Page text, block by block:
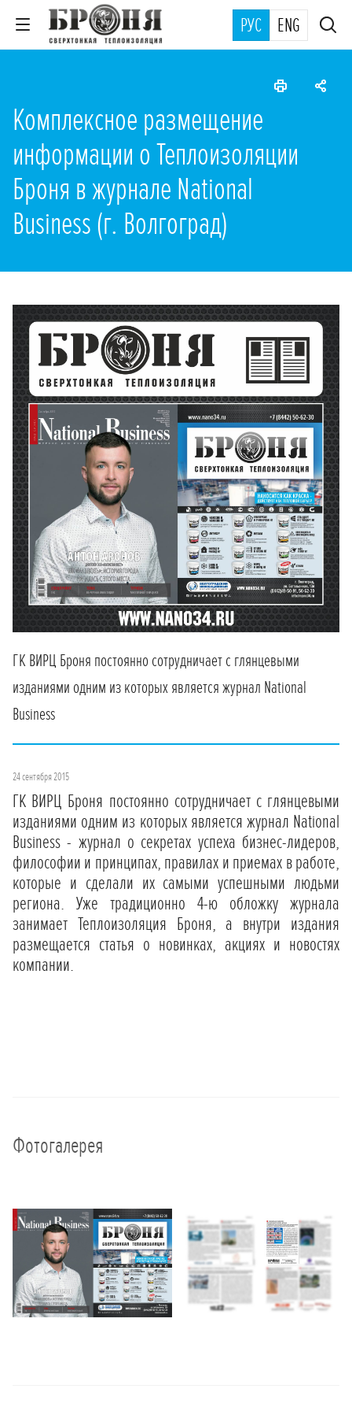
РУС ENG
Комплексное размещение
информации о Теплоизоляции
Броня в журнале National
Business (г. Волгоград)
ГК ВИРЦ Броня постоянно сотрудничает с глянцевыми
изданиями одним из которых является журнал National
Business
24 сентября 2015
ГК ВИРЦ Броня постоянно сотрудничает с глянцевыми
изданиями одним из которых является журнал National
Business - журнал о секретах успеха бизнес-лидеров,
философии и принципах, правилах и приемах в работе,
которые и сделали их самыми успешными людьми
региона. Уже традиционно 4-ю обложку журнала
занимает Теплоизоляция Броня, а внутри издания
размещается статья о новинках, акциях и новостях
компании.
Фотогалерея